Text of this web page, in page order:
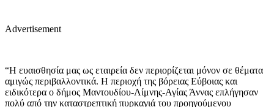
Advertisement
“Η ευαισθησία μας ως εταιρεία δεν περιορίζεται μόνον σε θέματα
αμιγώς περιβαλλοντικά. Η περιοχή της βόρειας Εύβοιας και
ειδικότερα ο δήμος Μαντουδίου-Λίμνης-Αγίας Άννας επλήγησαν
πολύ από την καταστρεπτική πυρκαγιά του προηγούμενου